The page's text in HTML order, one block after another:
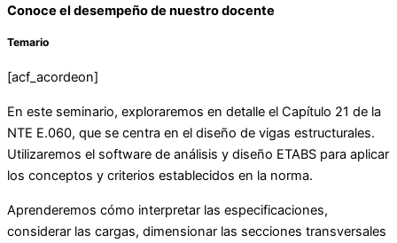
Conoce el desempeño de nuestro docente
Temario
[acf_acordeon]
En este seminario, exploraremos en detalle el Capítulo 21 de la
NTE E.060, que se centra en el diseño de vigas estructurales.
Utilizaremos el software de análisis y diseño ETABS para aplicar
los conceptos y criterios establecidos en la norma.
Aprenderemos cómo interpretar las especificaciones,
considerar las cargas, dimensionar las secciones transversales